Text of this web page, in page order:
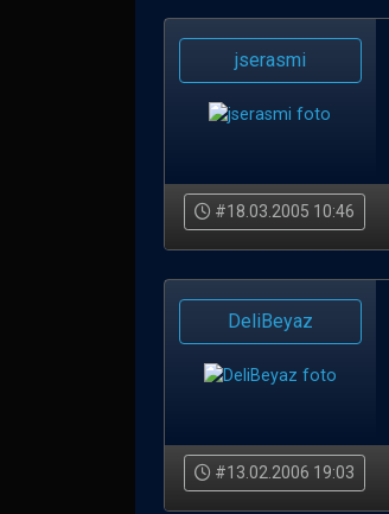
jserasmi
#18.03.2005 10:46
DeliBeyaz
#13.02.2006 19:03